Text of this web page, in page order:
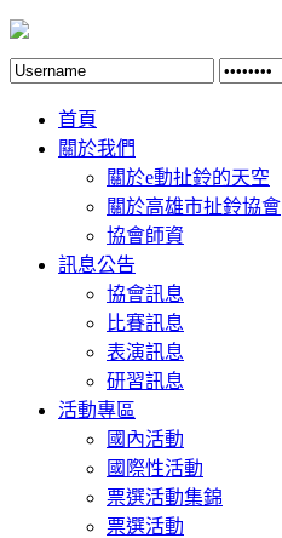
首頁
關於我們
關於e動扯鈴的天空
關於高雄市扯鈴協會
協會師資
訊息公告
協會訊息
比賽訊息
表演訊息
研習訊息
活動專區
國內活動
國際性活動
票選活動集錦
票選活動